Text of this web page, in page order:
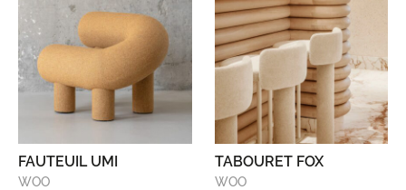
FAUTEUIL UMI
WOO
TABOURET FOX
WOO